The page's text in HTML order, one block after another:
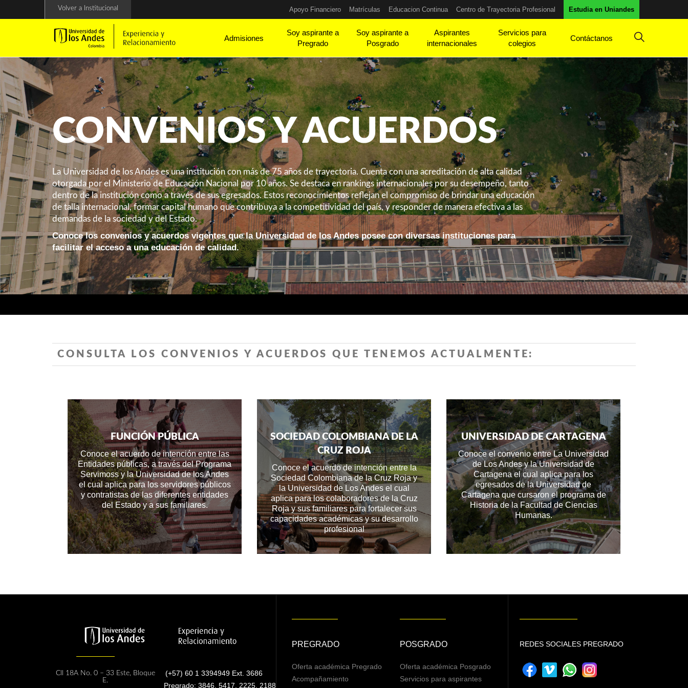
Apoyo Financiero Matrículas Educacion Continua Centro de Trayectoria Profesional Estudia en Uniandes
Volver a Institucional
Admisiones
Soy aspirante a
Pregrado
Soy aspirante a
Posgrado
Aspirantes
internacionales
Servicios para
colegios
Contáctanos
CONVENIOS Y ACUERDOS
La Universidad de los Andes es una institución con más de 75 años de trayectoria. Cuenta con una acreditación de alta calidad
otorgada por el Ministerio de Educación Nacional por 10 años. Se destaca en rankings internacionales por su desempeño, tanto
dentro de la institución como a través de sus egresados. Estos reconocimientos reflejan el compromiso de brindar una educación
de talla internacional, formar capital humano que contribuya a la competitividad del país, y responder de manera efectiva a las
demandas de la sociedad y del Estado.
Conoce los convenios y acuerdos vigentes que la Universidad de los Andes posee con diversas instituciones para
facilitar el acceso a una educación de calidad.
CONSULTA LOS CONVENIOS Y ACUERDOS QUE TENEMOS ACTUALMENTE:
FUNCIÓN PÚBLICA
Conoce el acuerdo de intención entre las
Entidades públicas, a través del Programa
Servimoss y la Universidad de los Andes
el cual aplica para los servidores públicos
y contratistas de las diferentes entidades
del Estado y a sus familiares.
SOCIEDAD COLOMBIANA DE LA
CRUZ ROJA
Conoce el acuerdo de intención entre la
Sociedad Colombiana de la Cruz Roja y
la Universidad de Los Andes el cual
aplica para los colaboradores de la Cruz
Roja y sus familiares para fortalecer sus
capacidades académicas y su desarrollo
profesional
UNIVERSIDAD DE CARTAGENA
Conoce el convenio entre La Universidad
de Los Andes y la Universidad de
Cartagena el cual aplica para los
egresados de la Universidad de
Cartagena que cursaron el programa de
Historia de la Facultad de Ciencias
Humanas.
Cll 18A No. 0 – 33 Este, Bloque
E.
(+57) 60 1 3394949 Ext. 3686
Pregrado: 3846, 5417, 2225, 2188
PREGRADO
Oferta académica Pregrado
Acompañamiento
POSGRADO
Oferta académica Posgrado
Servicios para aspirantes
REDES SOCIALES PREGRADO